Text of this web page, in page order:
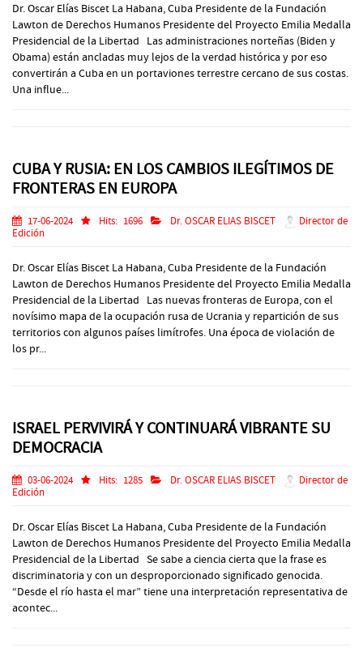
Dr. Oscar Elías Biscet La Habana, Cuba Presidente de la Fundación
Lawton de Derechos Humanos Presidente del Proyecto Emilia Medalla
Presidencial de la Libertad Las administraciones norteñas (Biden y
Obama) están ancladas muy lejos de la verdad histórica y por eso
convertirán a Cuba en un portaviones terrestre cercano de sus costas.
Una influe...
CUBA Y RUSIA: EN LOS CAMBIOS ILEGÍTIMOS DE
FRONTERAS EN EUROPA
17-06-2024 Hits: 1696 Dr. OSCAR ELIAS BISCET
Director de
Edición
Dr. Oscar Elías Biscet La Habana, Cuba Presidente de la Fundación
Lawton de Derechos Humanos Presidente del Proyecto Emilia Medalla
Presidencial de la Libertad Las nuevas fronteras de Europa, con el
novísimo mapa de la ocupación rusa de Ucrania y repartición de sus
territorios con algunos países limítrofes. Una época de violación de
los pr...
ISRAEL PERVIVIRÁ Y CONTINUARÁ VIBRANTE SU
DEMOCRACIA
03-06-2024 Hits: 1285 Dr. OSCAR ELIAS BISCET
Director de
Edición
Dr. Oscar Elías Biscet La Habana, Cuba Presidente de la Fundación
Lawton de Derechos Humanos Presidente del Proyecto Emilia Medalla
Presidencial de la Libertad Se sabe a ciencia cierta que la frase es
discriminatoria y con un desproporcionado significado genocida.
“Desde el río hasta el mar” tiene una interpretación representativa de
acontec...